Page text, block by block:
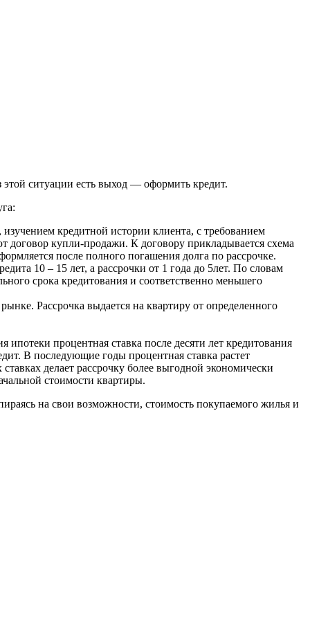
ситуации есть выход — оформить кредит.
кредитной истории клиента, с требованием
договор купли-продажи. К договору прикладывается схема
после полного погашения долга по рассрочке.
10 – 15 лет, а рассрочки от 1 года до 5лет. По словам
срока кредитования и соответственно меньшего
Рассрочка выдается на квартиру от определенного
процентная ставка после десяти лет кредитования
В последующие годы процентная ставка растет
делает рассрочку более выгодной экономически
стоимости квартиры.
на свои возможности, стоимость покупаемого жилья и